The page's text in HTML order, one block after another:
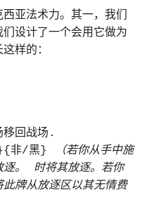
亚法术力。其一，我们
设计了一个会用它做为
样的：
移回战场.
非/黑}
（若你从手中施
逐。 时将其放逐。若你
牌从放逐区以其无情费